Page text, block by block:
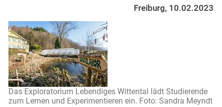
Freiburg, 10.02.2023
Das Exploratorium Lebendiges Wittental lädt Studierende
zum Lernen und Experimentieren ein. Foto: Sandra Meyndt